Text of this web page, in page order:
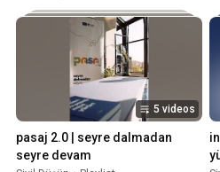
5 videos
pasaj 2.0 | seyre dalmadan
seyre devam